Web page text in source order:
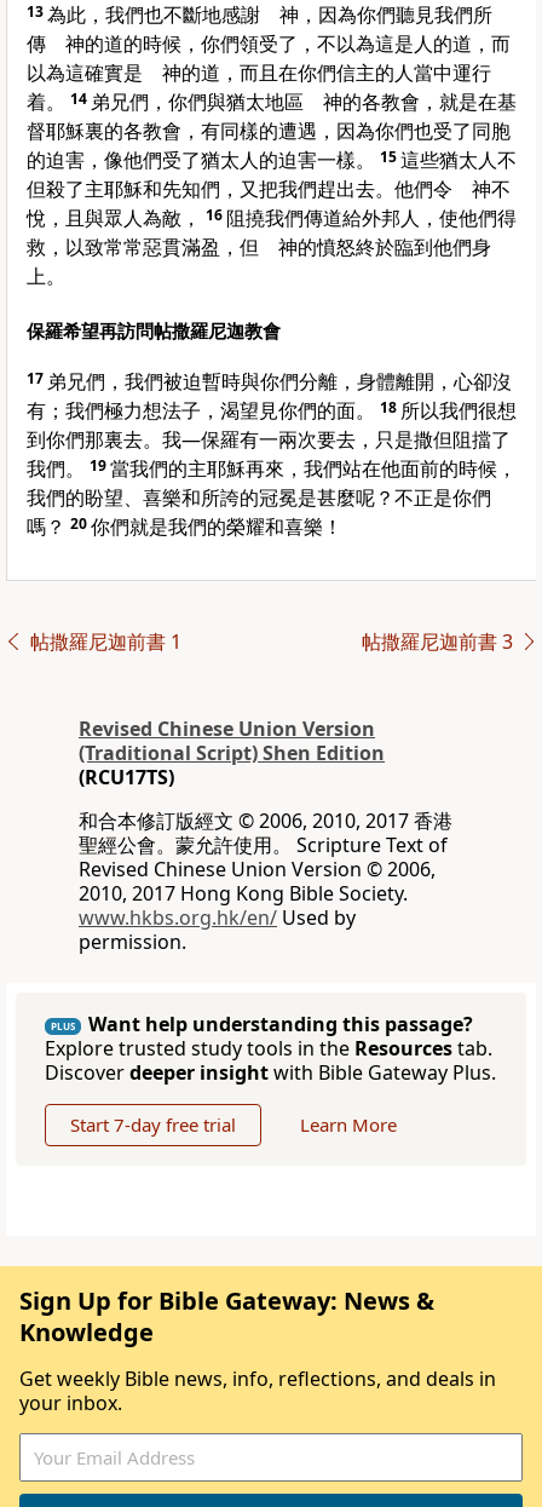
13為此，我們也不斷地感謝 神，因為你們聽見我們所
傳 神的道的時候，你們領受了，不以為這是人的道，而
以為這確實是 神的道，而且在你們信主的人當中運行
着。
14 弟兄們，你們與猶太地區 神的各教會，就是在基
督耶穌裏的各教會，有同樣的遭遇，因為你們也受了同胞
的迫害，像他們受了猶太人的迫害一樣。 15這些猶太人不
但殺了主耶穌和先知們，又把我們趕出去。他們令 神不
悅，且與眾人為敵，
16 阻撓我們傳道給外邦人，使他們得
救，以致常常惡貫滿盈，但 神的憤怒終於臨到他們身
上。
保羅希望再訪問帖撒羅尼迦教會
17 弟兄們，我們被迫暫時與你們分離，身體離開，心卻沒
有；我們極力想法子，渴望見你們的面。
18 所以我們很想
到你們那裏去。我—保羅有一兩次要去，只是撒但阻擋了
我們。
19當我們的主耶穌再來，我們站在他面前的時候，
我們的盼望、喜樂和所誇的冠冕是甚麼呢？不正是你們
嗎？ 20你們就是我們的榮耀和喜樂！
帖撒羅尼迦前書 1 帖撒羅尼迦前書 3
Revised Chinese Union Version
(Traditional Script) Shen Edition
(RCU17TS)
和合本修訂版經文 © 2006, 2010, 2017 香港
聖經公會。蒙允許使用。 Scripture Text of
Revised Chinese Union Version © 2006,
2010, 2017 Hong Kong Bible Society.
www.hkbs.org.hk/en/ Used by
permission.
PLUS
Want help understanding this passage?
Explore trusted study tools in the Resourcestab.
Discoverdeeper insightwith Bible Gateway Plus.
Start 7-day free trial Learn More
Sign Up for Bible Gateway: News &
Knowledge
Get weekly Bible news, info, reflections, and deals in
your inbox.